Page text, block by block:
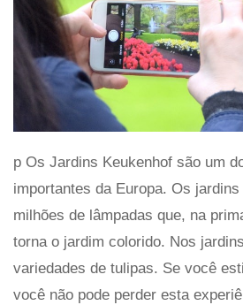
p Os Jardins Keukenhof são um
importantes da Europa. Os
milhões de lâmpadas que, na
torna o jardim colorido. Nos
variedades de tulipas. Se você
você não pode perder esta